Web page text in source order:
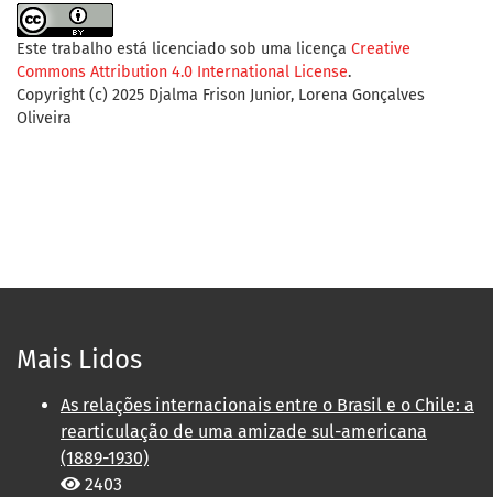
Este trabalho está licenciado sob uma licença Creative
Commons Attribution 4.0 International License.
Copyright (c) 2025 Djalma Frison Junior, Lorena Gonçalves
Oliveira
Mais Lidos
As relações internacionais entre o Brasil e o Chile: a
rearticulação de uma amizade sul-americana
(1889-1930)
2403